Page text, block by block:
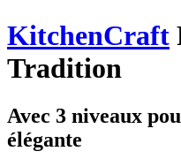
KitchenCraft
Tradition
Avec 3 niveaux
élégante